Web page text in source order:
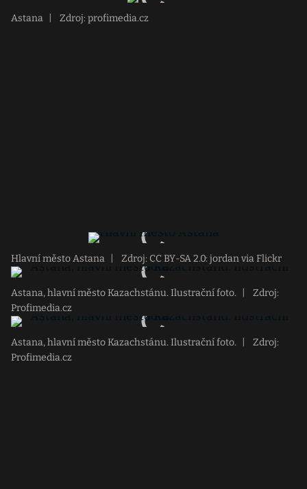
Astana Zdroj: profimedia.cz
Hlavní město Astana Zdroj: CC BY-SA 2.0: jordan via Flickr
Astana, hlavní město Kazachstánu. Ilustrační foto.
Zdroj:
Profimedia.cz
Astana, hlavní město Kazachstánu. Ilustrační foto.
Zdroj:
Profimedia.cz